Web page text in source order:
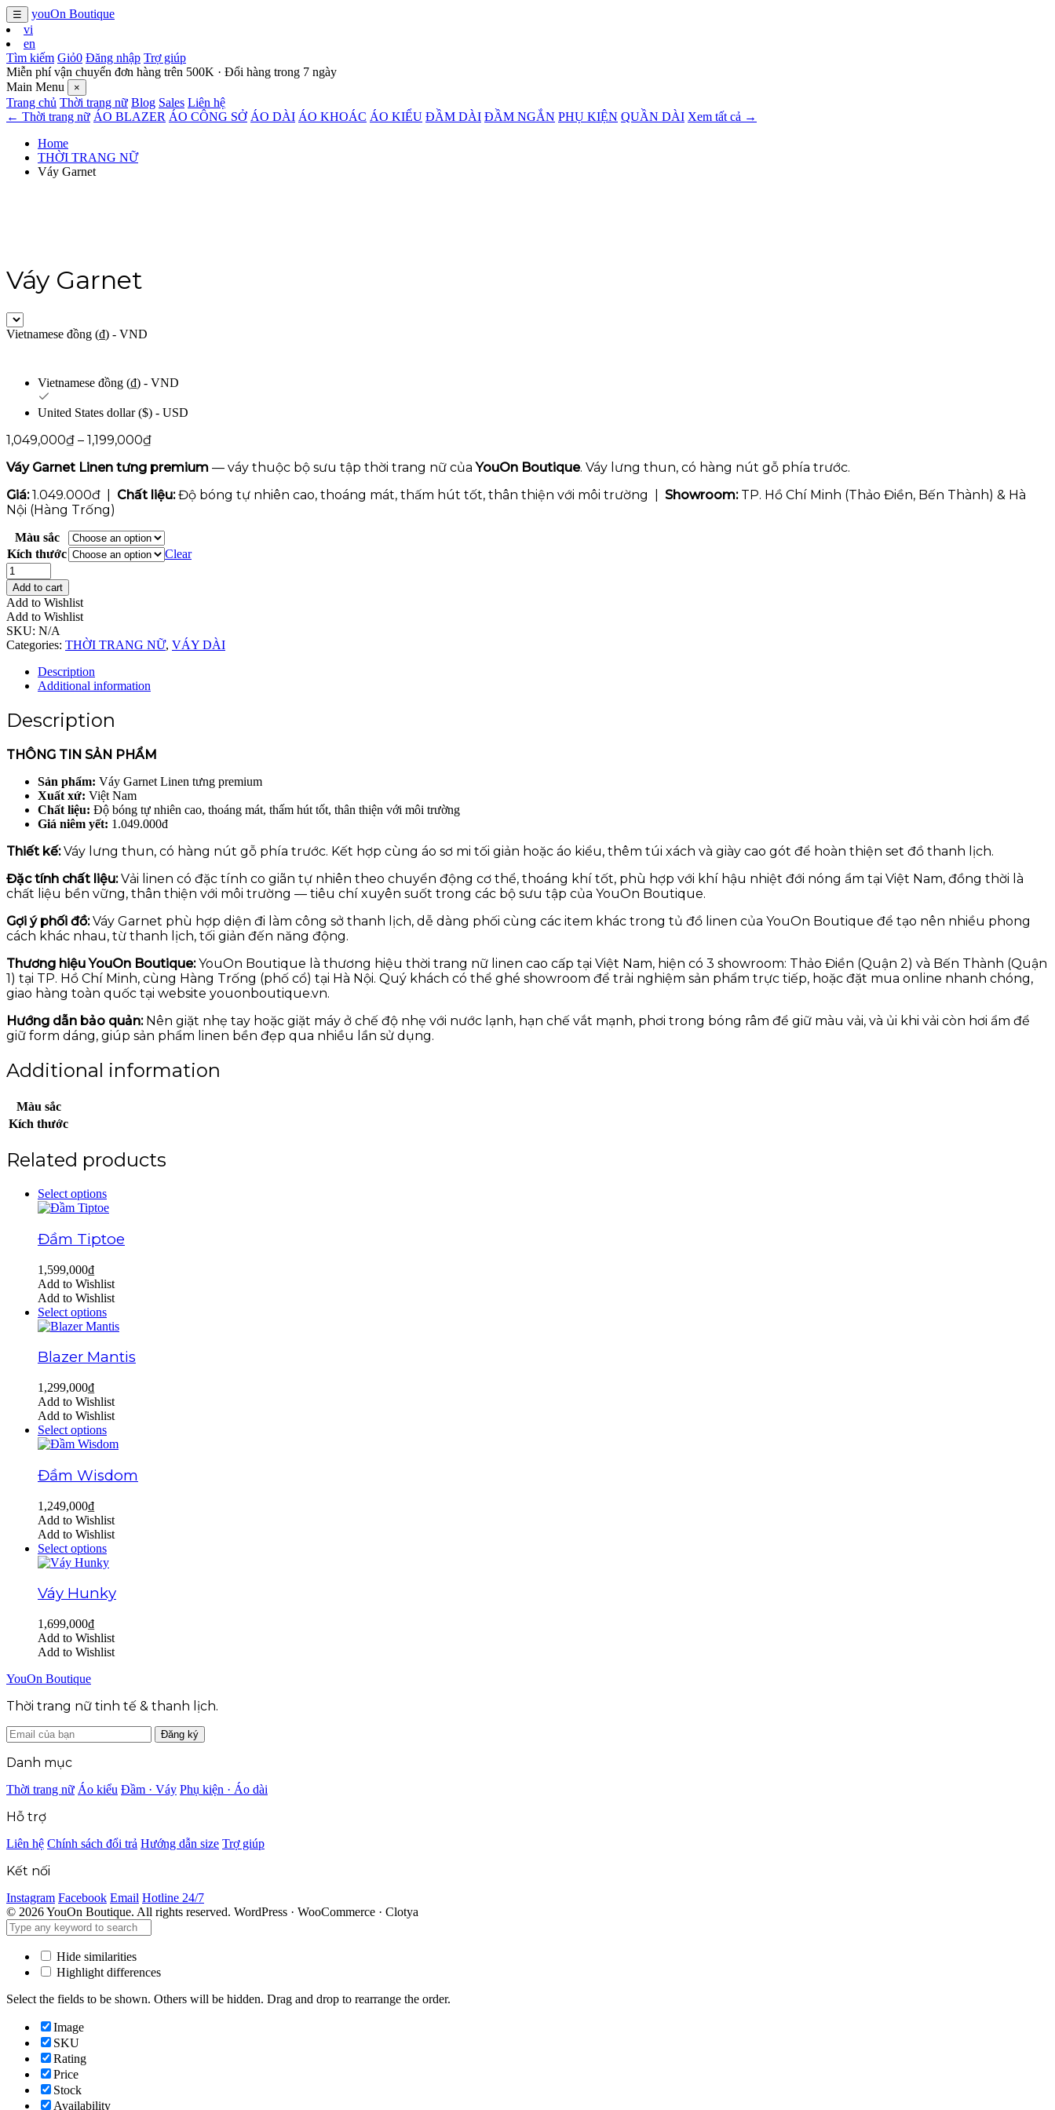
☰
youOn Boutique
vi
en
Tìm kiếm Giỏ0 Đăng nhập Trợ giúp
Miễn phí vận chuyển đơn hàng trên 500K · Đổi hàng trong 7 ngày
Main Menu
×
Trang chủ Thời trang nữ Blog Sales Liên hệ
← Thời trang nữ ÁO BLAZER ÁO CÔNG SỞ ÁO DÀI ÁO KHOÁC ÁO KIỂU ĐẦM DÀI ĐẦM NGẮN PHỤ KIỆN QUẦN DÀI Xem tất cả →
Home
THỜI TRANG NỮ
Váy Garnet
Váy Garnet
Vietnamese đồng (₫) - VND
Vietnamese đồng (₫) - VND
United States dollar ($) - USD
1,049,000₫ – 1,199,000₫
Váy Garnet Linen tưng premium — váy thuộc bộ sưu tập thời trang nữ củaYouOn Boutique. Váy lưng thun, có hàng nút gỗ phía trước.
Giá:1.049.000đ | Chất liệu:Độ bóng tự nhiên cao, thoáng mát, thấm hút tốt, thân thiện với môi trường | Showroom:TP. Hồ Chí Minh (Thảo Điền, Bến Thành) & Hà
Nội (Hàng Trống)
Màu sắc
Kích thước
Clear
Váy
Garnet
quantity
Add to cart
Add to Wishlist
Add to Wishlist
SKU: N/A
Categories: THỜI TRANG NỮ, VÁY DÀI
Description
Additional information
Description
THÔNG TIN SẢN PHẨM
Sản phẩm: Váy Garnet Linen tưng premium
Xuất xứ: Việt Nam
Chất liệu: Độ bóng tự nhiên cao, thoáng mát, thấm hút tốt, thân thiện với môi trường
Giá niêm yết: 1.049.000đ
Thiết kế:Váy lưng thun, có hàng nút gỗ phía trước. Kết hợp cùng áo sơ mi tối giản hoặc áo kiểu, thêm túi xách và giày cao gót để hoàn thiện set đồ thanh lịch.
Đặc tính chất liệu:Vải linen có đặc tính co giãn tự nhiên theo chuyển động cơ thể, thoáng khí tốt, phù hợp với khí hậu nhiệt đới nóng ẩm tại Việt Nam, đồng thời là
chất liệu bền vững, thân thiện với môi trường — tiêu chí xuyên suốt trong các bộ sưu tập của YouOn Boutique.
Gợi ý phối đồ:Váy Garnet phù hợp diện đi làm công sở thanh lịch, dễ dàng phối cùng các item khác trong tủ đồ linen của YouOn Boutique để tạo nên nhiều phong
cách khác nhau, từ thanh lịch, tối giản đến năng động.
Thương hiệu YouOn Boutique:YouOn Boutique là thương hiệu thời trang nữ linen cao cấp tại Việt Nam, hiện có 3 showroom: Thảo Điền (Quận 2) và Bến Thành (Quận
1) tại TP. Hồ Chí Minh, cùng Hàng Trống (phố cổ) tại Hà Nội. Quý khách có thể ghé showroom để trải nghiệm sản phẩm trực tiếp, hoặc đặt mua online nhanh chóng,
giao hàng toàn quốc tại website youonboutique.vn.
Hướng dẫn bảo quản:Nên giặt nhẹ tay hoặc giặt máy ở chế độ nhẹ với nước lạnh, hạn chế vắt mạnh, phơi trong bóng râm để giữ màu vải, và ủi khi vải còn hơi ẩm để
giữ form dáng, giúp sản phẩm linen bền đẹp qua nhiều lần sử dụng.
Additional information
Màu sắc
Kích thước
Related products
Select options
Đầm Tiptoe
1,599,000₫
Add to Wishlist
Add to Wishlist
Select options
Blazer Mantis
1,299,000₫
Add to Wishlist
Add to Wishlist
Select options
Đầm Wisdom
1,249,000₫
Add to Wishlist
Add to Wishlist
Select options
Váy Hunky
1,699,000₫
Add to Wishlist
Add to Wishlist
YouOn Boutique
Thời trang nữ tinh tế & thanh lịch.
Đăng ký
Danh mục
Thời trang nữ Áo kiểu Đầm · Váy Phụ kiện · Áo dài
Hỗ trợ
Liên hệ Chính sách đổi trả Hướng dẫn size Trợ giúp
Kết nối
Instagram Facebook Email Hotline 24/7
© 2026 YouOn Boutique. All rights reserved. WordPress · WooCommerce · Clotya
Hide similarities
Highlight differences
Select the fields to be shown. Others will be hidden. Drag and drop to rearrange the order.
Image
SKU
Rating
Price
Stock
Availability